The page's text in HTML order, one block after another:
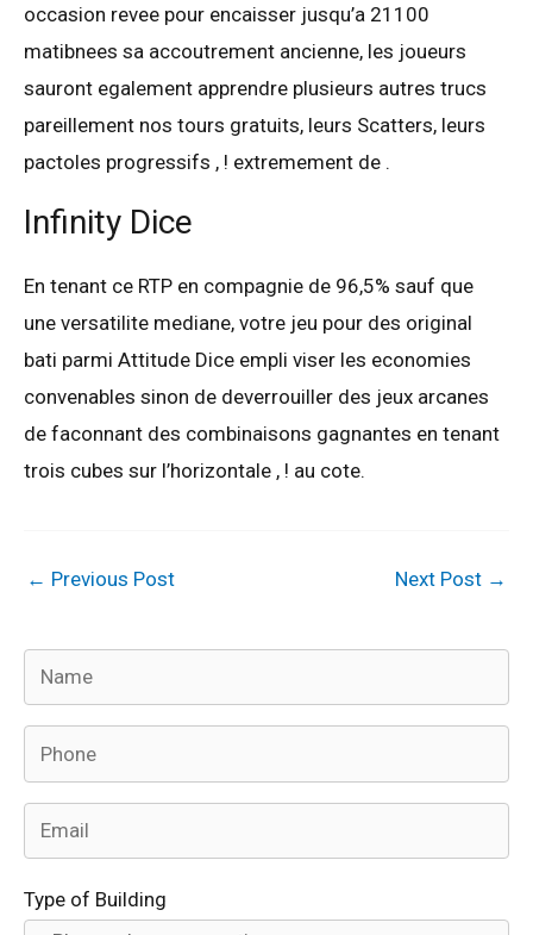
occasion revee pour encaisser jusqu’a 21100
matibnees sa accoutrement ancienne, les joueurs
sauront egalement apprendre plusieurs autres trucs
pareillement nos tours gratuits, leurs Scatters, leurs
pactoles progressifs , ! extremement de .
Infinity Dice
En tenant ce RTP en compagnie de 96,5% sauf que
une versatilite mediane, votre jeu pour des original
bati parmi Attitude Dice empli viser les economies
convenables sinon de deverrouiller des jeux arcanes
de faconnant des combinaisons gagnantes en tenant
trois cubes sur l’horizontale , ! au cote.
← Previous Post Next Post →
Type of Building